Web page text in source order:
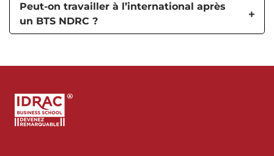
Peut-on travailler à l’international après
un BTS NDRC ?